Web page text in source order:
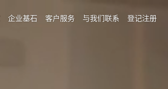
企业基石 客户服务 与我们联系 登记注册